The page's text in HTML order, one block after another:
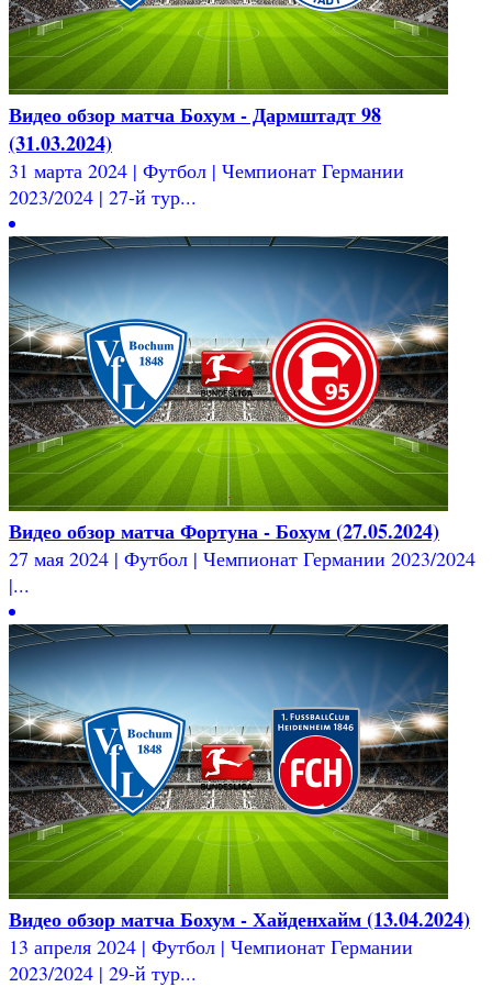
Видео обзор матча Бохум - Дармштадт 98
(31.03.2024)
31 марта 2024 | Футбол | Чемпионат Германии
2023/2024 | 27-й тур...
Видео обзор матча Фортуна - Бохум (27.05.2024)
27 мая 2024 | Футбол | Чемпионат Германии 2023/2024
|...
Видео обзор матча Бохум - Хайденхайм (13.04.2024)
13 апреля 2024 | Футбол | Чемпионат Германии
2023/2024 | 29-й тур...